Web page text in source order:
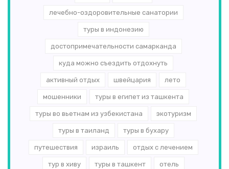
лечебно-оздоровительные санатории
туры в индонезию
достопримечательности самарканда
куда можно съездить отдохнуть
активный отдых швейцария лето
мошенники туры в египет из ташкента
туры во вьетнам из узбекистана экотуризм
туры в таиланд туры в бухару
путешествия израиль отдых с лечением
тур в хиву туры в ташкент отель